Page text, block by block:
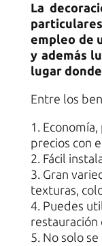
La
empleo de
y además
lugar
Entre los
1.
precios con
2. Fácil
3. Gran
texturas,
4. Puedes
restauración
5. No solo